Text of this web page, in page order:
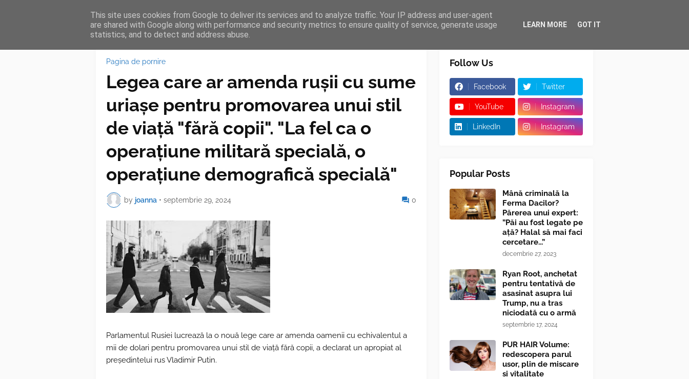
HOME FEATURES BLOGGER TIPOGRAPHY SHORTCODES
Pagina de pornire
Legea care ar amenda rușii cu sume
uriașe pentru promovarea unui stil
de viață "fără copii". "La fel ca o
operațiune militară specială, o
operațiune demografică specială"
by joanna • septembrie 29, 2024 0
Parlamentul Rusiei lucrează la o nouă lege care ar amenda oamenii cu echivalentul a
mii de dolari pentru promovarea unui stil de viață fără copii, a declarat un apropiat al
președintelui rus Vladimir Putin.
Follow Us
Facebook Twitter
YouTube Instagram
LinkedIn Instagram
Popular Posts
Mână criminală la
Ferma Dacilor?
Părerea unui expert:
”Păi au fost legate pe
ață? Halal să mai faci
cercetare...”
decembrie 27, 2023
Ryan Root, anchetat
pentru tentativă de
asasinat asupra lui
Trump, nu a tras
niciodată cu o armă
septembrie 17, 2024
PUR HAIR Volume:
redescopera parul
usor, plin de miscare
si vitalitate
This site uses cookies from Google to deliver its services and to analyze traffic. Your IP address and user-agent
are shared with Google along with performance and security metrics to ensure quality of service, generate usage
statistics, and to detect and address abuse.
LEARN MORE GOT IT